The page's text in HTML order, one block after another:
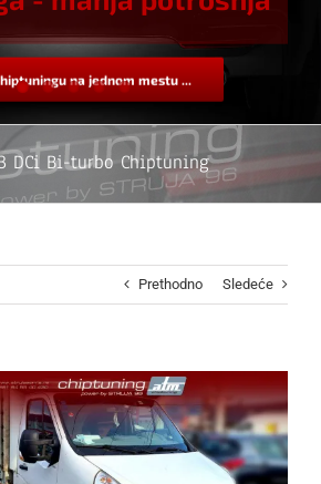
na jednom mestu ...
DCi Bi-turbo Chiptuning
Prethodno Sledeće